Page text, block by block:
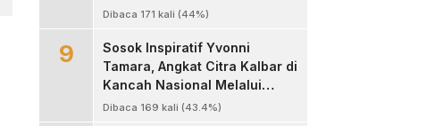
Luka Parah di Depan Cafe
Dibaca 171 kali (44%)
9
‎Sosok Inspiratif Yvonni
Tamara, Angkat Citra Kalbar di
Kancah Nasional Melalui
Dunia Digital ‎
Dibaca 169 kali (43.4%)